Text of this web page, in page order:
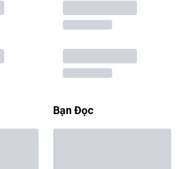
Bạn Đọc